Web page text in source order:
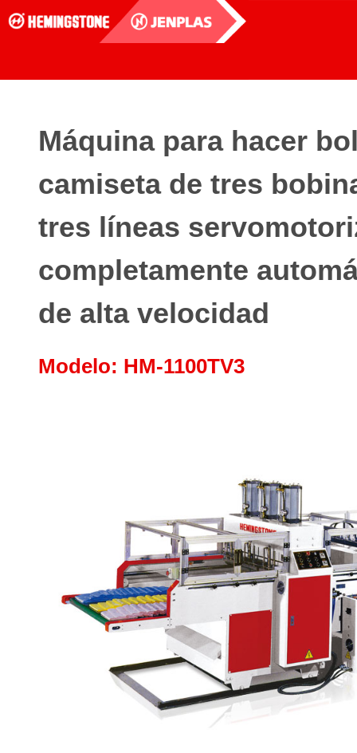
Máquina para hacer
camiseta de tres
tres líneas
completamente
de alta velocidad
Modelo: HM-1100TV3